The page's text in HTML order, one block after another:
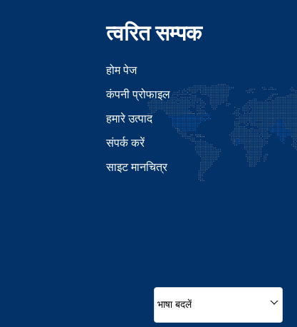
त्वरित सम्पक
होम पेज
कंपनी प्रोफाइल
हमारे उत्पाद
संपर्क करें
साइट मानचित्र
भाषा बदलें